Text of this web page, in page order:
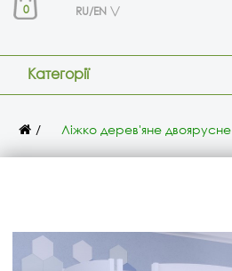
0 RU/EN
Категорії
Ліжко дерев'яне двоярусне